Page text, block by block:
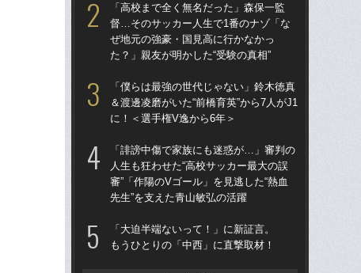
「高校まで全く無名だった」森保一監
督…そのサッカー人生で1番のナゾ「な
ぜ地元の強豪・国見高に行かなかっ
た？」親友が明かした“受験の真相”
「僕らは最強の世代じゃない」鈴木徳真
＆渡邊凌磨がいた“前橋育英”から7人がJ1
に！＜選手権V逸から6年＞
「誹謗中傷で家族にも迷惑が…」審判の
人生も狂わせた“高校サッカー最大の誤
審”「作陽のVゴール」を見逃した“熱血
先生”を支えた青山敏弘の活躍
「大迫半端ないって！」に新証言。
もうひとりの「中西」に直撃取材！